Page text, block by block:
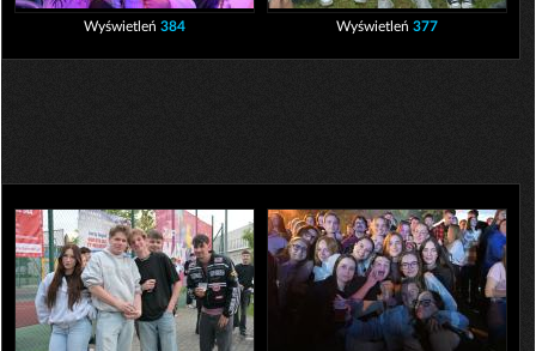
Wyświetleń 384 Wyświetleń 377